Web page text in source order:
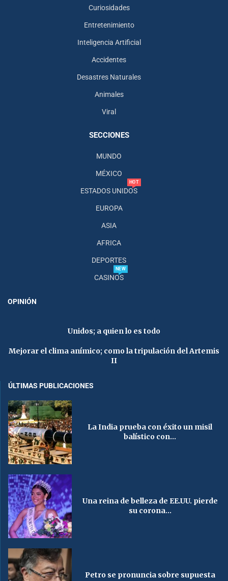
Curiosidades
Entretenimiento
Inteligencia Artificial
Accidentes
Desastres Naturales
Animales
Viral
SECCIONES
MUNDO
MÉXICO
ESTADOS UNIDOS
HOT
EUROPA
ASIA
AFRICA
DEPORTES
CASINOS
NEW
OPINIÓN
Unidos; a quien lo es todo
Mejorar el clima anímico; como la tripulación del Artemis
II
ÚLTIMAS PUBLICACIONES
La India prueba con éxito un misil
balístico con...
Una reina de belleza de EE.UU. pierde
su corona...
Petro se pronuncia sobre supuesta